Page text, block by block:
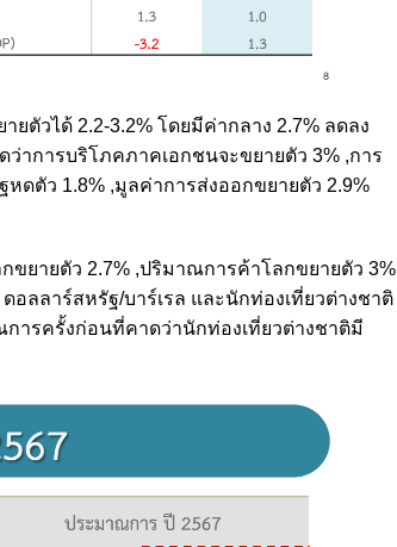
ยตัวได้ 2.2-3.2% โดยมีค่ากลาง 2.7% ลดลง
าการบริโภคภาคเอกชนจะขยายตัว 3% ,การ
ดตัว 1.8% ,มูลค่าการส่งออกขยายตัว 2.9%
ขยายตัว 2.7% ,ปริมาณการค้าโลกขยายตัว 3%
อลลาร์สหรัฐ/บาร์เรล และนักท่องเที่ยวต่างชาติ
การครั้งก่อนที่คาดว่านักท่องเที่ยวต่างชาติมี